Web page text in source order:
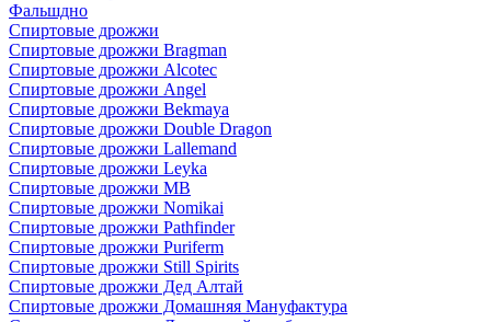
Фальшдно
Спиртовые дрожжи
Спиртовые дрожжи Bragman
Спиртовые дрожжи Alcotec
Спиртовые дрожжи Angel
Спиртовые дрожжи Bekmaya
Спиртовые дрожжи Double Dragon
Спиртовые дрожжи Lallemand
Спиртовые дрожжи Leyka
Спиртовые дрожжи MB
Спиртовые дрожжи Nomikai
Спиртовые дрожжи Pathfinder
Спиртовые дрожжи Puriferm
Спиртовые дрожжи Still Spirits
Спиртовые дрожжи Дед Алтай
Спиртовые дрожжи Домашняя Мануфактура